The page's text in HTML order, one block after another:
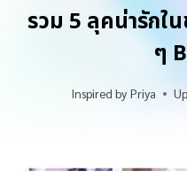
รวม 5 ลุคน่ารักใ
ๆ
Inspired by Priya